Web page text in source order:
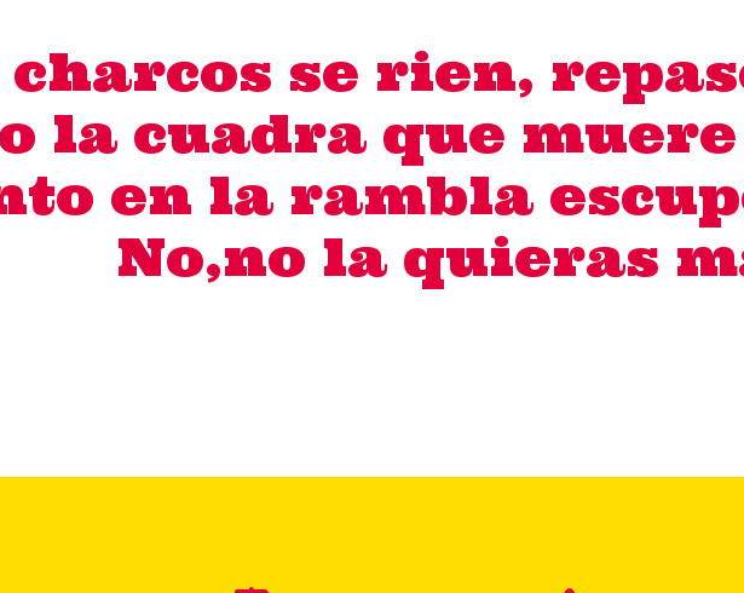
charcos se rien,
la cuadra que
en la rambla
No,no la quieras